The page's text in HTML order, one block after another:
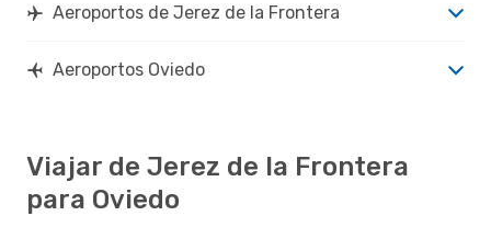
Aeroportos de Jerez de la Frontera
Aeroportos Oviedo
Viajar de Jerez de la Frontera
para Oviedo